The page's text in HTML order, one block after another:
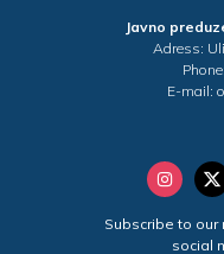
Javno
Adress:
E-mail:
Subscribe to
social